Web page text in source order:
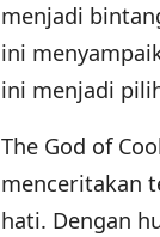
menjadi
ini
ini menjadi
The God of
menceritakan
hati. Dengan